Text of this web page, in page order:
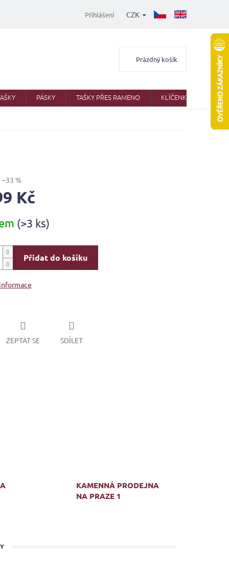
CZK
Přihlášení
Nákupní
Prázdný košík
PÁSKY TAŠKY PŘES RAMENO KLÍČENKY
–33 %
Kč
(>3 ks)
Přidat do košíku
ZEPTAT SE SDÍLET
KAMENNÁ PRODEJNA
NA PRAZE 1